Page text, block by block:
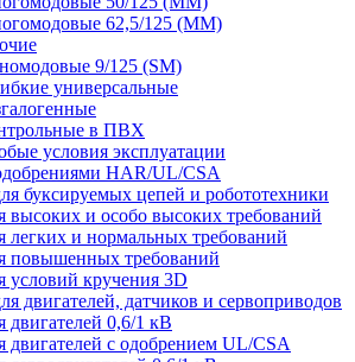
62,5/125 (ММ)
9/125 (SM)
универсальные
в ПВХ
условия эксплуатации
HAR/UL/CSA
буксируемых цепей и робототехники
высоких и особо высоких требований
легких и нормальных требований
повышенных требований
условий кручения 3D
двигателей, датчиков и сервоприводов
двигателей 0,6/1 кВ
двигателей с одобрением UL/CSA